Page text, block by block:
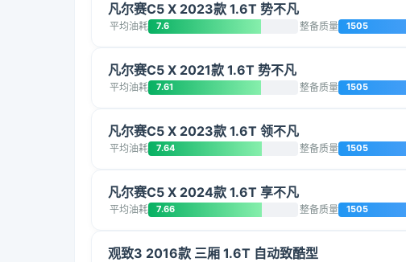
凡尔赛C5 X 2023款 1.6T 势不凡
平均油耗 7.6 整备质量 1505
凡尔赛C5 X 2021款 1.6T 势不凡
平均油耗 7.61 整备质量 1505
凡尔赛C5 X 2023款 1.6T 领不凡
平均油耗 7.64 整备质量 1505
凡尔赛C5 X 2024款 1.6T 享不凡
平均油耗 7.66 整备质量 1505
观致3 2016款 三厢 1.6T 自动致酷型